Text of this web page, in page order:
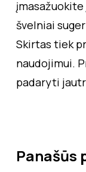
švelniai
Skirtas tiek
naudojimui.
padaryti
Panašūs